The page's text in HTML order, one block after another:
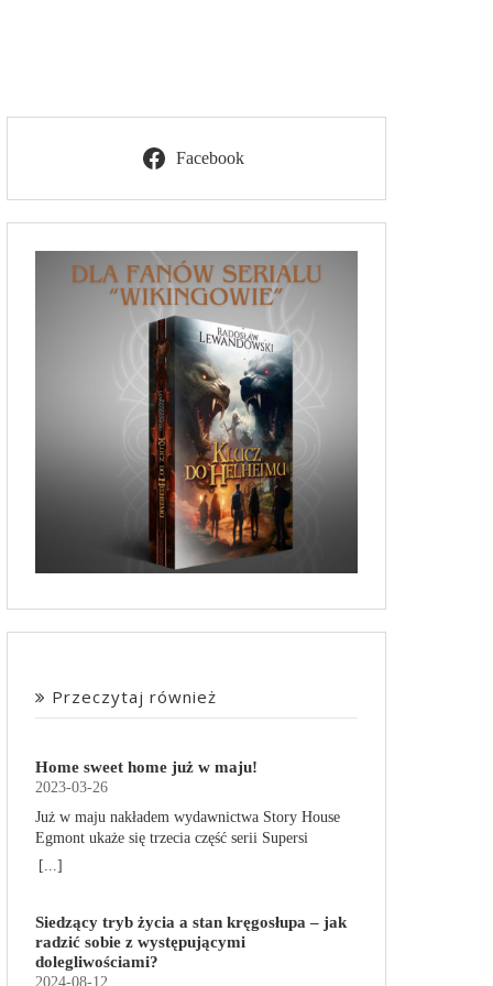
Facebook
Przeczytaj również
Home sweet home już w maju!
2023-03-26
Już w maju nakładem wydawnictwa Story House
Egmont ukaże się trzecia część serii Supersi
scenarzysty Frederic Maupome. Ten tom nosi tytuł
obdarzone supermocami i wspomagane przez
robota o imieniu Al. Są rozdarte między chęcią
prowadzenia normalnego życia wśród ludzi a
[...]
Siedzący tryb życia a stan kręgosłupa – jak
radzić sobie z występującymi
dolegliwościami?
2024-08-12